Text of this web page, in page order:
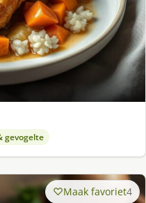
gevogelte
Maak favoriet4